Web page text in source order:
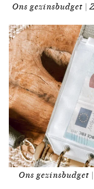
Ons gezinsbudget |
Ons